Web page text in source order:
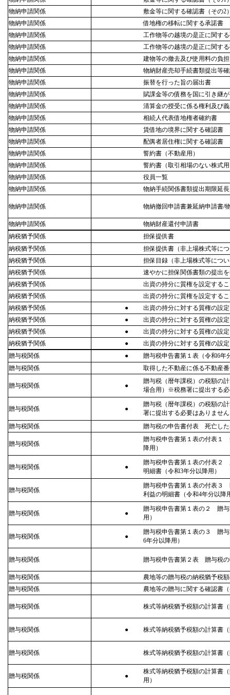
物納申請関係
敷金等に関する確認書（その2
物納申請関係
借地権の移転に関する承諾書
物納申請関係
工作物等の越境の是正に関す
物納申請関係
工作物等の越境の是正に関す
物納申請関係
建物等の撤去及び使用料の負
物納申請関係
物納財産売却手続書類提出等
物納申請関係
振替を行った旨の届出書
物納申請関係
賦課金等の債務を国に引き継
物納申請関係
清算金の授受に係る権利及び
物納申請関係
相続人代表借地権者確約書
物納申請関係
賃借地の境界に関する確認書
物納申請関係
配偶者居住権に関する確認書
物納申請関係
誓約書（不動産用）
物納申請関係
誓約書（取引相場のない株式
物納申請関係
役員一覧
物納申請関係
物納手続関係書類提出期限延
物納申請関係 物納撤回申請書兼延納申請書/
物納申請関係
物納財産還付申請書
納税猶予関係
担保提供書
納税猶予関係
担保提供書（非上場株式等に
納税猶予関係
担保目録（非上場株式等につ
納税猶予関係
速やかに担保関係書類の提出
納税猶予関係
出資の持分に質権を設定する
納税猶予関係
出資の持分に質権を設定する
納税猶予関係
●
出資の持分に対する質権の設
納税猶予関係
●
出資の持分に対する質権の設
納税猶予関係
●
出資の持分に対する質権の設
納税猶予関係
●
出資の持分に対する質権の設
贈与税関係
●
贈与税申告書第１表（令和6年
贈与税関係
取得した不動産に係る不動産
贈与税関係 ●
贈与税（暦年課税）の税額の
場合用）※税務署に提出する
贈与税関係 ●
贈与税（暦年課税）の税額の
署に提出する必要はありませ
贈与税関係
贈与税の申告書付表 死亡した
贈与税関係
贈与税申告書第１表の付表１
降用）
贈与税関係 ●
贈与税申告書第１表の付表２
明細書（令和3年分以降用）
贈与税関係
贈与税申告書第１表の付表３
利益の明細書（令和4年分以降
贈与税関係 ●
贈与税申告書第１表の２ 贈与
用）
贈与税関係 ●
贈与税申告書第１表の３ 贈与
6年分以降用）
贈与税関係 贈与税申告書第２表 贈与税の
贈与税関係
農地等の贈与税の納税猶予税
贈与税関係
農地等の贈与に関する確認書
贈与税関係 株式等納税猶予税額の計算書
贈与税関係 ● 株式等納税猶予税額の計算書
贈与税関係 株式等納税猶予税額の計算書
贈与税関係 ●
株式等納税猶予税額の計算書
用）